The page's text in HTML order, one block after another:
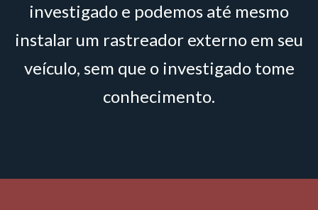
investigado e podemos até mesmo
instalar um rastreador externo em seu
veículo, sem que o investigado tome
conhecimento.